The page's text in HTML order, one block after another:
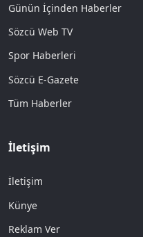
Günün İçinden Haberler
Sözcü Web TV
Spor Haberleri
Sözcü E-Gazete
Tüm Haberler
İletişim
İletişim
Künye
Reklam Ver